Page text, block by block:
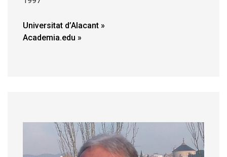
Universitat d’Alacant
Academia.edu